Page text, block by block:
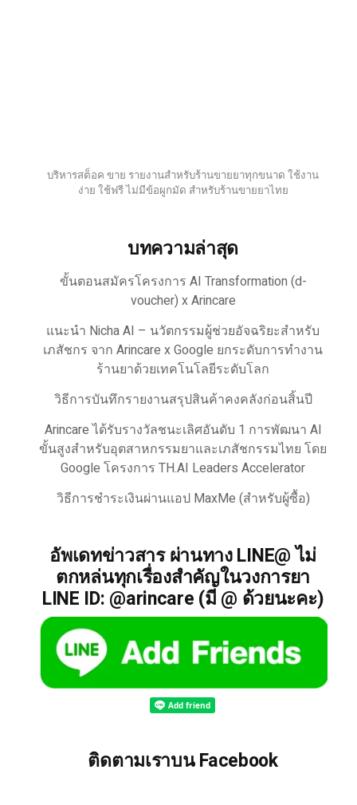
บริหารสต็อค ขาย รายงานสำหรับร้านขายยาทุกขนาด ใช้งาน
ง่าย ใช้ฟรี ไม่มีข้อผูกมัด สำหรับร้านขายยาไทย
บทความล่าสุด
ขั้นตอนสมัครโครงการ AI Transformation (d-
voucher) x Arincare
แนะนำ Nicha AI – นวัตกรรมผู้ช่วยอัจฉริยะสำหรับ
เภสัชกร จาก Arincare x Google ยกระดับการทำงาน
ร้านยาด้วยเทคโนโลยีระดับโลก
วิธีการบันทึกรายงานสรุปสินค้าคงคลังก่อนสิ้นปี
Arincare ได้รับรางวัลชนะเลิศอันดับ 1 การพัฒนา AI
ขั้นสูงสำหรับอุตสาหกรรมยาและเภสัชกรรมไทย โดย
Google โครงการ TH.AI Leaders Accelerator
วิธีการชำระเงินผ่านแอป MaxMe (สำหรับผู้ซื้อ)
อัพเดทข่าวสาร ผ่านทาง LINE@ ไม่
ตกหล่นทุกเรื่องสำคัญในวงการยา
LINE ID: @arincare (มี @ ด้วยนะคะ)
ติดตามเราบน Facebook